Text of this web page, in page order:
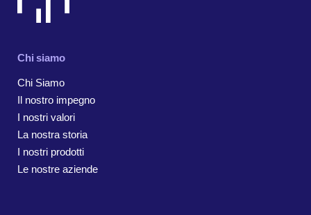
Chi siamo
Chi Siamo
Il nostro impegno
I nostri valori
La nostra storia
I nostri prodotti
Le nostre aziende